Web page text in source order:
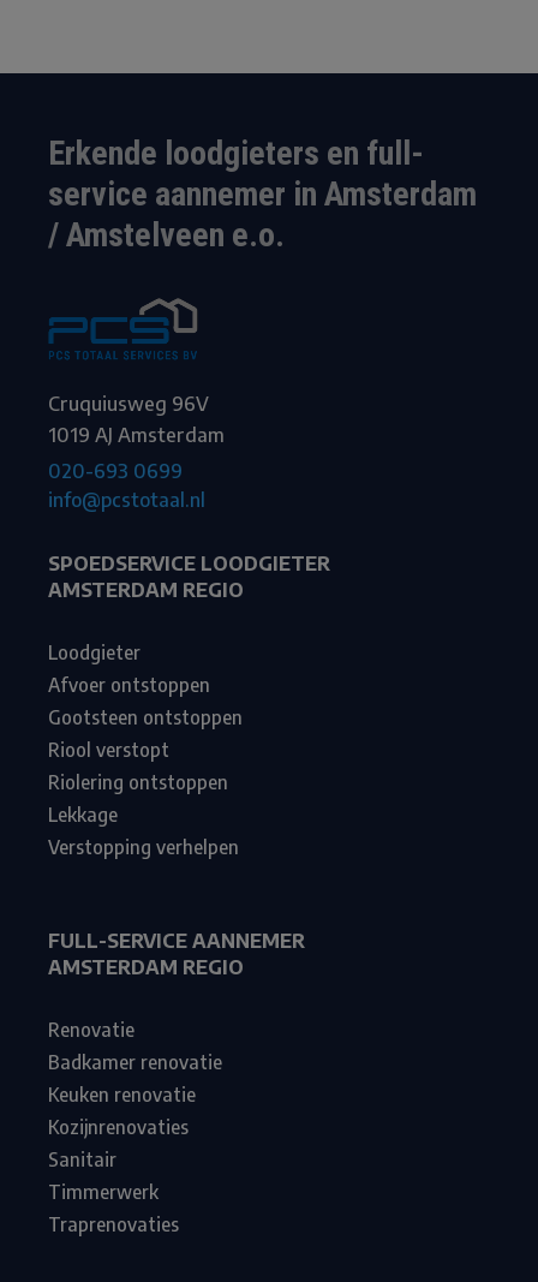
Erkende loodgieters en full-
service aannemer in Amsterdam
/ Amstelveen e.o.
Cruquiusweg 96V
1019 AJ Amsterdam
020-693 0699
info@pcstotaal.nl
SPOEDSERVICE LOODGIETER
AMSTERDAM REGIO
Loodgieter
Afvoer ontstoppen
Gootsteen ontstoppen
Riool verstopt
Riolering ontstoppen
Lekkage
Verstopping verhelpen
FULL-SERVICE AANNEMER
AMSTERDAM REGIO
Renovatie
Badkamer renovatie
Keuken renovatie
Kozijnrenovaties
Sanitair
Timmerwerk
Traprenovaties